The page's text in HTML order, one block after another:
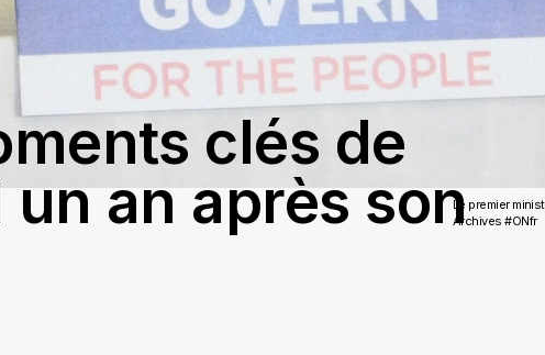
Le premier
Archives #ONfr
clés de
un an après son